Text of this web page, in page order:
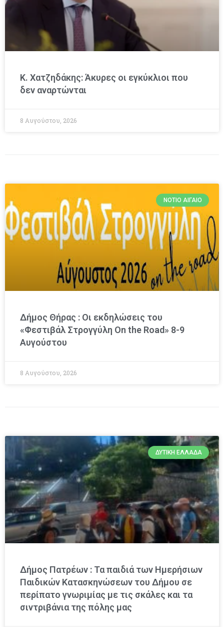
Κ. Χατζηδάκης: Άκυρες οι εγκύκλιοι που
δεν αναρτώνται
8 Αυγούστου, 2026
ΝΌΤΙΟ ΑΙΓΑΊΟ
Δήμος Θήρας : Οι εκδηλώσεις του
«Φεστιβάλ Στρογγύλη On the Road» 8-9
Αυγούστου
8 Αυγούστου, 2026
ΔΥΤΙΚΉ ΕΛΛΆΔΑ
Δήμος Πατρέων : Τα παιδιά των Ημερήσιων
Παιδικών Κατασκηνώσεων του Δήμου σε
περίπατο γνωριμίας με τις σκάλες και τα
σιντριβάνια της πόλης μας